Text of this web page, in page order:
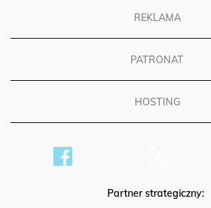
REKLAMA
PATRONAT
HOSTING
Partner strategiczny: